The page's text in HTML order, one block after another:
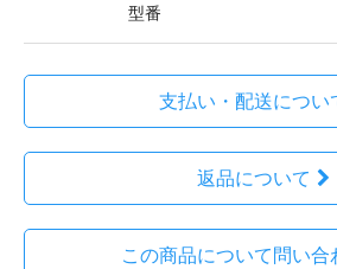
型番
支払い・配送につい
返品について
この商品について問い合